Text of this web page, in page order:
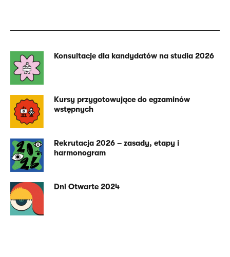
Powiązana
treść
Konsultacje dla kandydatów na studia 2026
Kursy przygotowujące do egzaminów
wstępnych
Rekrutacja 2026 – zasady, etapy i
harmonogram
Dni Otwarte 2024